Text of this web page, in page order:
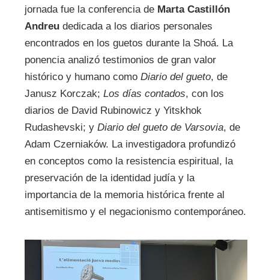
jornada fue la conferencia de Marta Castillón
Andreudedicada a los diarios personales
encontrados en los guetos durante la Shoá. La
ponencia analizó testimonios de gran valor
histórico y humano como Diario del gueto, de
Janusz Korczak; Los días contados, con los
diarios de David Rubinowicz y Yitskhok
Rudashevski; y Diario del gueto de Varsovia, de
Adam Czerniaków. La investigadora profundizó
en conceptos como la resistencia espiritual, la
preservación de la identidad judía y la
importancia de la memoria histórica frente al
antisemitismo y el negacionismo contemporáneo.